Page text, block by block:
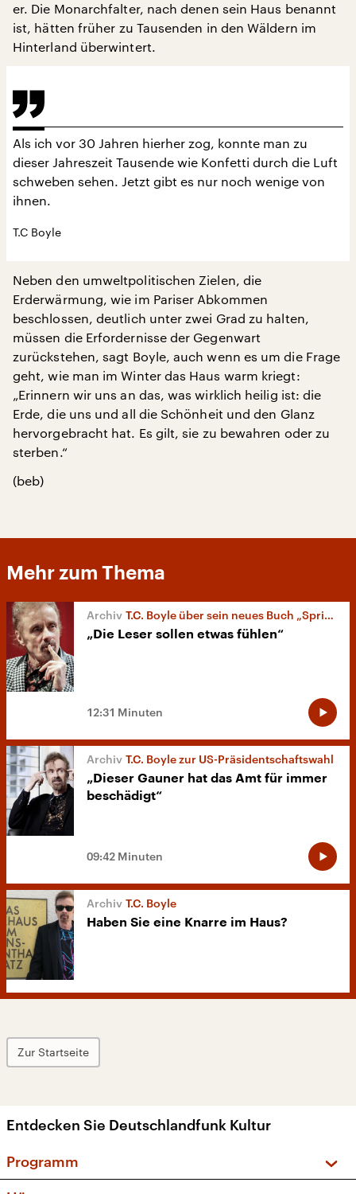
er. Die Monarchfalter, nach denen sein Haus benannt
ist, hätten früher zu Tausenden in den Wäldern im
Hinterland überwintert.
Als ich vor 30 Jahren hierher zog, konnte man zu
dieser Jahreszeit Tausende wie Konfetti durch die Luft
schweben sehen. Jetzt gibt es nur noch wenige von
ihnen.
T.C Boyle
Neben den umweltpolitischen Zielen, die
Erderwärmung, wie im Pariser Abkommen
beschlossen, deutlich unter zwei Grad zu halten,
müssen die Erfordernisse der Gegenwart
zurückstehen, sagt Boyle, auch wenn es um die Frage
geht, wie man im Winter das Haus warm kriegt:
„Erinnern wir uns an das, was wirklich heilig ist: die
Erde, die uns und all die Schönheit und den Glanz
hervorgebracht hat. Es gilt, sie zu bewahren oder zu
sterben.“
(beb)
Mehr zum Thema
T.C. Boyle über sein neues Buch „Sprich mit mir“
„Die Leser sollen etwas fühlen“
12:31 Minuten
T.C. Boyle zur US-Präsidentschaftswahl
„Dieser Gauner hat das Amt für immer
beschädigt“
09:42 Minuten
T.C. Boyle
Haben Sie eine Knarre im Haus?
Zur Startseite
Entdecken Sie Deutschlandfunk Kultur
Programm